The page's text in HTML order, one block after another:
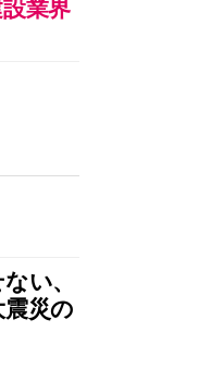
業界
い、
災の